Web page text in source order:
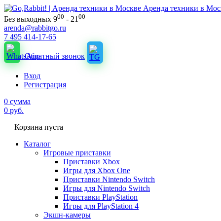
Аренда техники в
Без выходных 900 - 21 00
arenda@rabbitgo.ru
7 495 414-17-65
Обратный звонок
Вход
Регистрация
0 сумма
0 руб.
Корзина пуста
Каталог
Игровые приставки
Приставки Xbox
Игры для Xbox One
Приставки Nintendo Switch
Игры для Nintendo Switch
Приставки PlayStation
Игры для PlayStation 4
Экшн-камеры